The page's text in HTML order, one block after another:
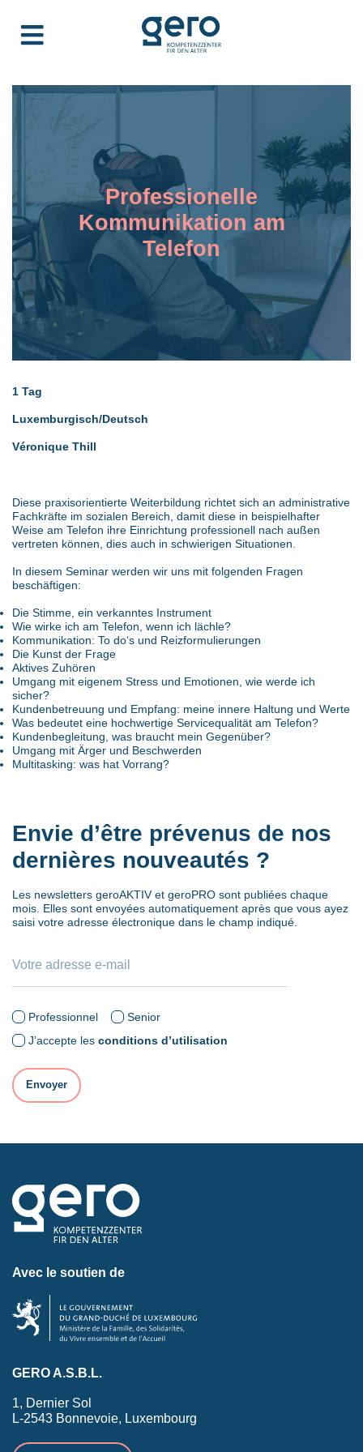
Professionelle
Kommunikation am
Telefon
1 Tag
Luxemburgisch/Deutsch
Véronique Thill
Diese praxisorientierte Weiterbildung richtet sich an administrative
Fachkräfte im sozialen Bereich, damit diese in beispielhafter
Weise am Telefon ihre Einrichtung professionell nach außen
vertreten können, dies auch in schwierigen Situationen.
In diesem Seminar werden wir uns mit folgenden Fragen
beschäftigen:
Die Stimme, ein verkanntes Instrument
Wie wirke ich am Telefon, wenn ich lächle?
Kommunikation: To do‘s und Reizformulierungen
Die Kunst der Frage
Aktives Zuhören
Umgang mit eigenem Stress und Emotionen, wie werde ich
sicher?
Kundenbetreuung und Empfang: meine innere Haltung und Werte
Was bedeutet eine hochwertige Servicequalität am Telefon?
Kundenbegleitung, was braucht mein Gegenüber?
Umgang mit Ärger und Beschwerden
Multitasking: was hat Vorrang?
Envie d’être prévenus de nos
dernières nouveautés ?
Les newsletters geroAKTIV et geroPRO sont publiées chaque
mois. Elles sont envoyées automatiquement après que vous ayez
saisi votre adresse électronique dans le champ indiqué.
Professionnel
Senior
J’accepte les conditions d’utilisation
Avec le soutien de
GERO A.S.B.L.
1, Dernier Sol
L-2543 Bonnevoie, Luxembourg